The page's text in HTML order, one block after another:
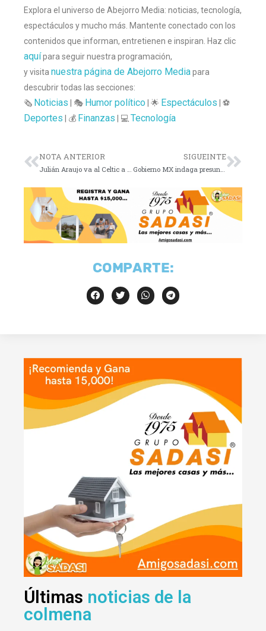
Explora el universo de Abejorro Media: noticias, tecnología,
espectáculos y mucho más. Mantente conectado con los
contenidos que informan, entretienen e inspiran. Haz clic
aquípara seguir nuestra programación,
y visita nuestra página de Abejorro Mediapara
descubrir todas las secciones:
🗞️ Noticias | 🎭 Humor político| 🌟 Espectáculos | ⚽
Deportes | 💰 Finanzas | 💻 Tecnología
NOTA ANTERIOR SIGUEINTE
COMPARTE:
Últimas noticias de la
colmena